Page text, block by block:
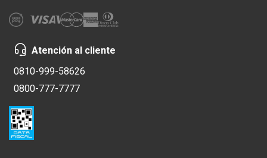
Atención al cliente
0810-999-58626
0800-777-7777